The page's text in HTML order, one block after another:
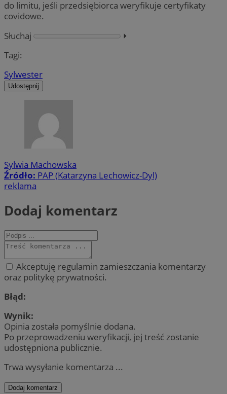
do limitu, jeśli przedsiębiorca weryfikuje certyfikaty
covidowe.
Słuchaj
⏵︎
Tagi:
Sylwester
Udostępnij
Sylwia Machowska
Źródło: PAP (Katarzyna Lechowicz-Dyl)
reklama
Dodaj komentarz
Akceptuję regulamin zamieszczania komentarzy
oraz politykę prywatności.
Błąd:
Wynik:
Opinia została pomyślnie dodana.
Po przeprowadzeniu weryfikacji, jej treść zostanie
udostępniona publicznie.
Trwa wysyłanie komentarza ...
Dodaj komentarz